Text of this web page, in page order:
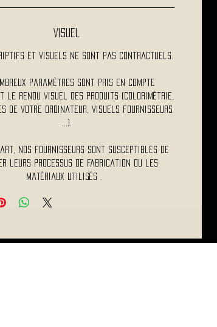
Visuel
et visuels ne sont pas contractuels.
paramètres sont pris en compte
le rendu visuel des produits (colorimétrie,
de votre ordinateur, visuels fournisseurs
nos fournisseurs sont susceptibles de
leurs processus de fabrication ou les
matériaux utilisés .